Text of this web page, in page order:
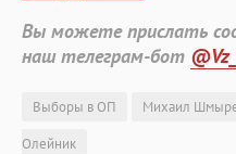
Вы можете прислать
наш телеграм-бот
Выборы в ОП Михаил
Олейник